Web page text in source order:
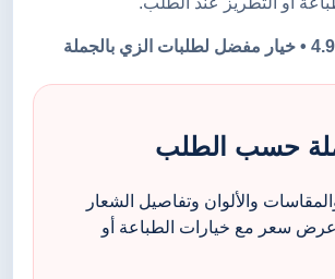
حسب الطلب
والألوان وتفاصيل الشعار
سعر مع خيارات الطباعة أو